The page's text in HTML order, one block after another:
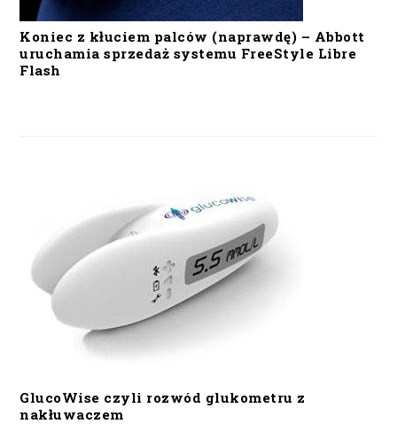
Koniec z kłuciem palców (naprawdę) – Abbott
uruchamia sprzedaż systemu FreeStyle Libre
Flash
GlucoWise czyli rozwód glukometru z
nakłuwaczem